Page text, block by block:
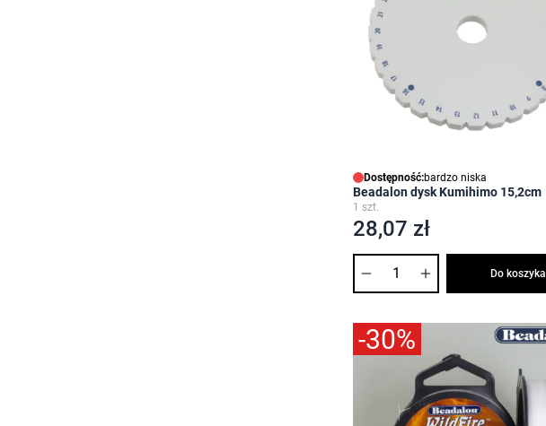
Dostępność:bardzo niska
Beadalon dysk Kumihimo 15,2cm
1 szt.
28,07 zł
Do koszyka
-30%